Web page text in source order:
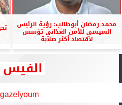
محمد رمضان أبوطالب: رؤية الرئيس
السيسي للأمن الغذائي تؤسس
لاقتصاد أكثر صلابة